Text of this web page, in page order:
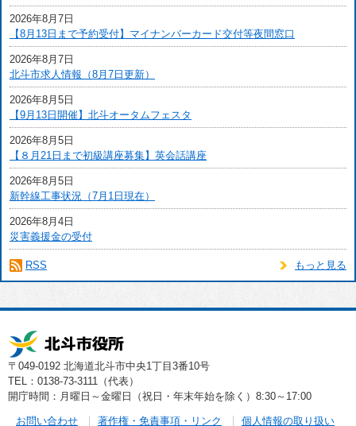
2026年8月7日
【8月13日まで予約受付】マイナンバーカード交付等夜間窓口
2026年8月7日
北斗市求人情報（8月7日更新）
2026年8月5日
【9月13日開催】北斗オータムフェスタ
2026年8月5日
【８月21日まで初級講座募集】英会話講座
2026年8月5日
新幹線工事状況（7月1日現在）
2026年8月4日
災害義援金の受付
もっと見る
RSS
〒049-0192 北海道北斗市中央1丁目3番10号
TEL：0138-73-3111（代表）
開庁時間：月曜日～金曜日（祝日・年末年始を除く）8:30～17:00
お問い合わせ 著作権・免責事項・リンク 個人情報の取り扱い